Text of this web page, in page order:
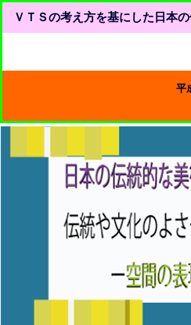
ＶＴＳの考え方を基にした日本
平